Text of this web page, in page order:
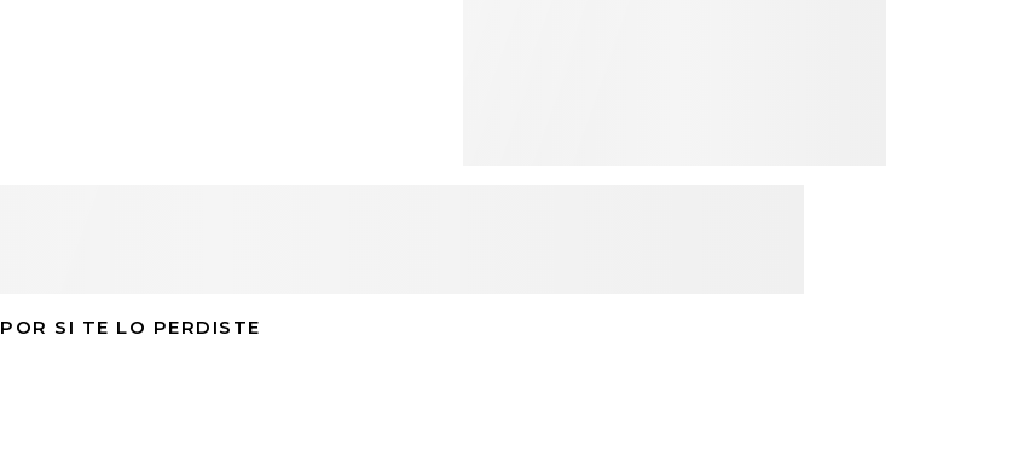
POR SI TE LO PERDISTE